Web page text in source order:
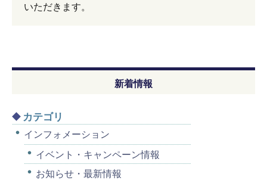
いただきます。
新着情報
カテゴリ
インフォメーション
イベント・キャンペーン情報
お知らせ・最新情報